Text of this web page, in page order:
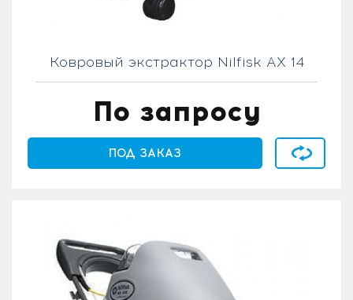
Ковровый экстрактор Nilfisk AX 14
По запросу
ПОД ЗАКАЗ В